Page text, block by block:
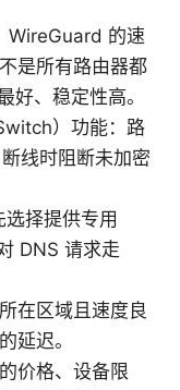
WireGuard 的速
是所有路由器都
好、稳定性高。
）功能：路
线时阻断未加密
择提供专用
DNS 请求走
在区域且速度良
延迟。
价格、设备限